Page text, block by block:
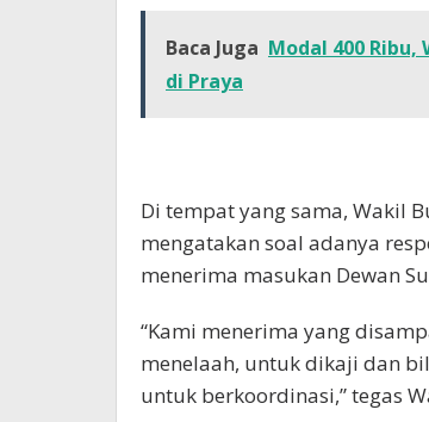
Baca Juga Modal 400
di Praya
Di tempat yang sama, Wakil
mengatakan soal adanya
menerima masukan Dewan
“Kami menerima yang
menelaah, untuk dikaji dan
untuk berkoordinasi,” tegas